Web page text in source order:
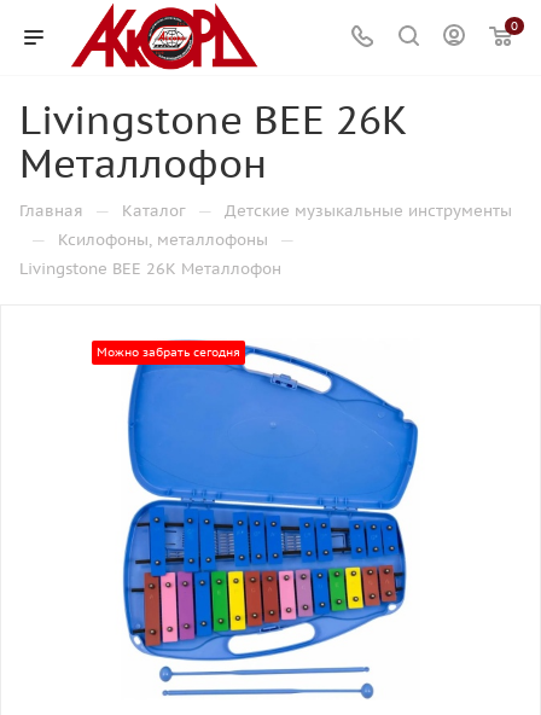
0
Livingstone BEE 26K
Металлофон
Главная — Каталог — Детские музыкальные инструменты
— Ксилофоны, металлофоны —
Livingstone BEE 26K Металлофон
Можно забрать сегодня